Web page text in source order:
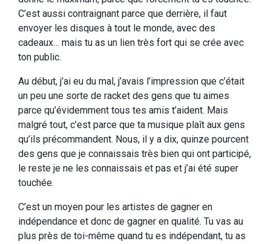
C’est aussi contraignant parce que derrière, il faut
envoyer les disques à tout le monde, avec des
cadeaux… mais tu as un lien très fort qui se crée avec
ton public.
Au début, j’ai eu du mal, j’avais l’impression que c’était
un peu une sorte de racket des gens que tu aimes
parce qu’évidemment tous tes amis t’aident. Mais
malgré tout, c’est parce que ta musique plaît aux gens
qu’ils précommandent. Nous, il y a dix, quinze pourcent
des gens que je connaissais très bien qui ont participé,
le reste je ne les connaissais et pas et j’ai été super
touchée.
C’est un moyen pour les artistes de gagner en
indépendance et donc de gagner en qualité. Tu vas au
plus près de toi-même quand tu es indépendant, tu as